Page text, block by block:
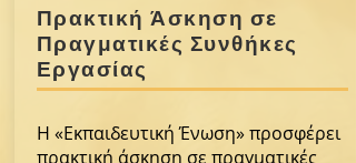
Πρακτική Άσκηση σε
Πραγματικές Συνθήκες
Εργασίας
Η «Εκπαιδευτική Ένωση» προσφέρει
πρακτική άσκηση σε πραγματικές